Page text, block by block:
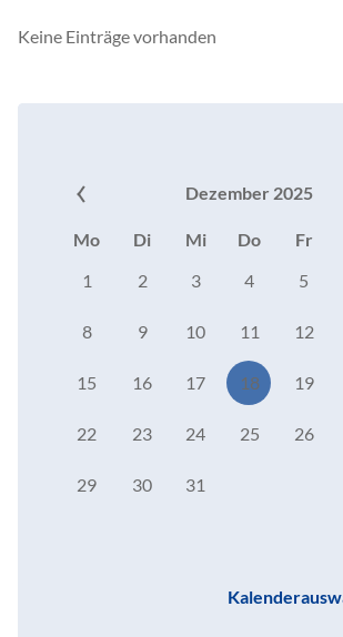
Keine Einträge vorhanden
Dezember 2025
Mo Di Mi Do Fr
1
2 3 4 5
8 9 10 11 12
15 16 17 18 19
22 23 24 25 26
29 30 31